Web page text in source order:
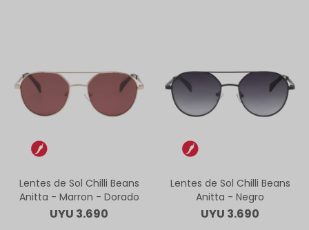
Lentes de Sol Chilli Beans
Anitta - Marron - Dorado
UYU 3.690
Lentes de Sol Chilli Beans
Anitta - Negro
UYU 3.690